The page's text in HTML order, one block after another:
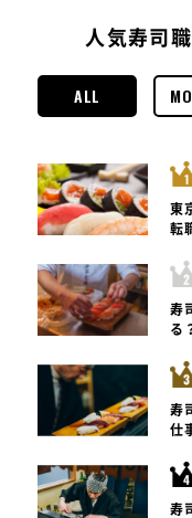
人気寿司
ALL
東
転
寿
る
寿
仕
寿